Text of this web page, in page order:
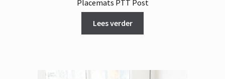
Placemats PTT Post
Lees verder